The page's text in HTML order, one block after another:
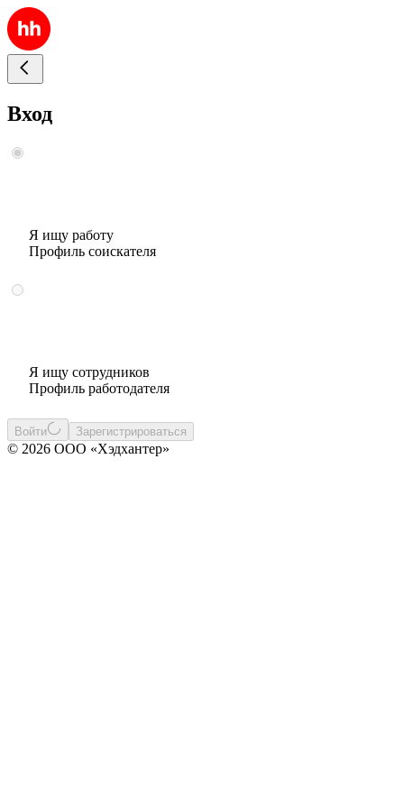
Вход
Я ищу работу
Профиль соискателя
Я ищу сотрудников
Профиль работодателя
Войти Зарегистрироваться
© 2026 ООО «Хэдхантер»